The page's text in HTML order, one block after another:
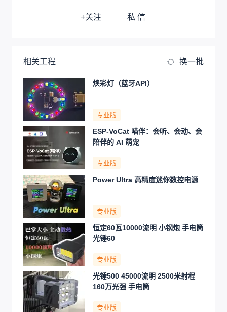
+关注 私 信
相关工程 换一批
焕彩灯（蓝牙API）
专业版
ESP-VoCat 喵伴：会听、会动、会
陪伴的 AI 萌宠
专业版
Power Ultra 高精度迷你数控电源
专业版
恒定60瓦10000流明 小钢炮 手电筒
光锤60
专业版
光锤500 45000流明 2500米射程
160万光强 手电筒
专业版